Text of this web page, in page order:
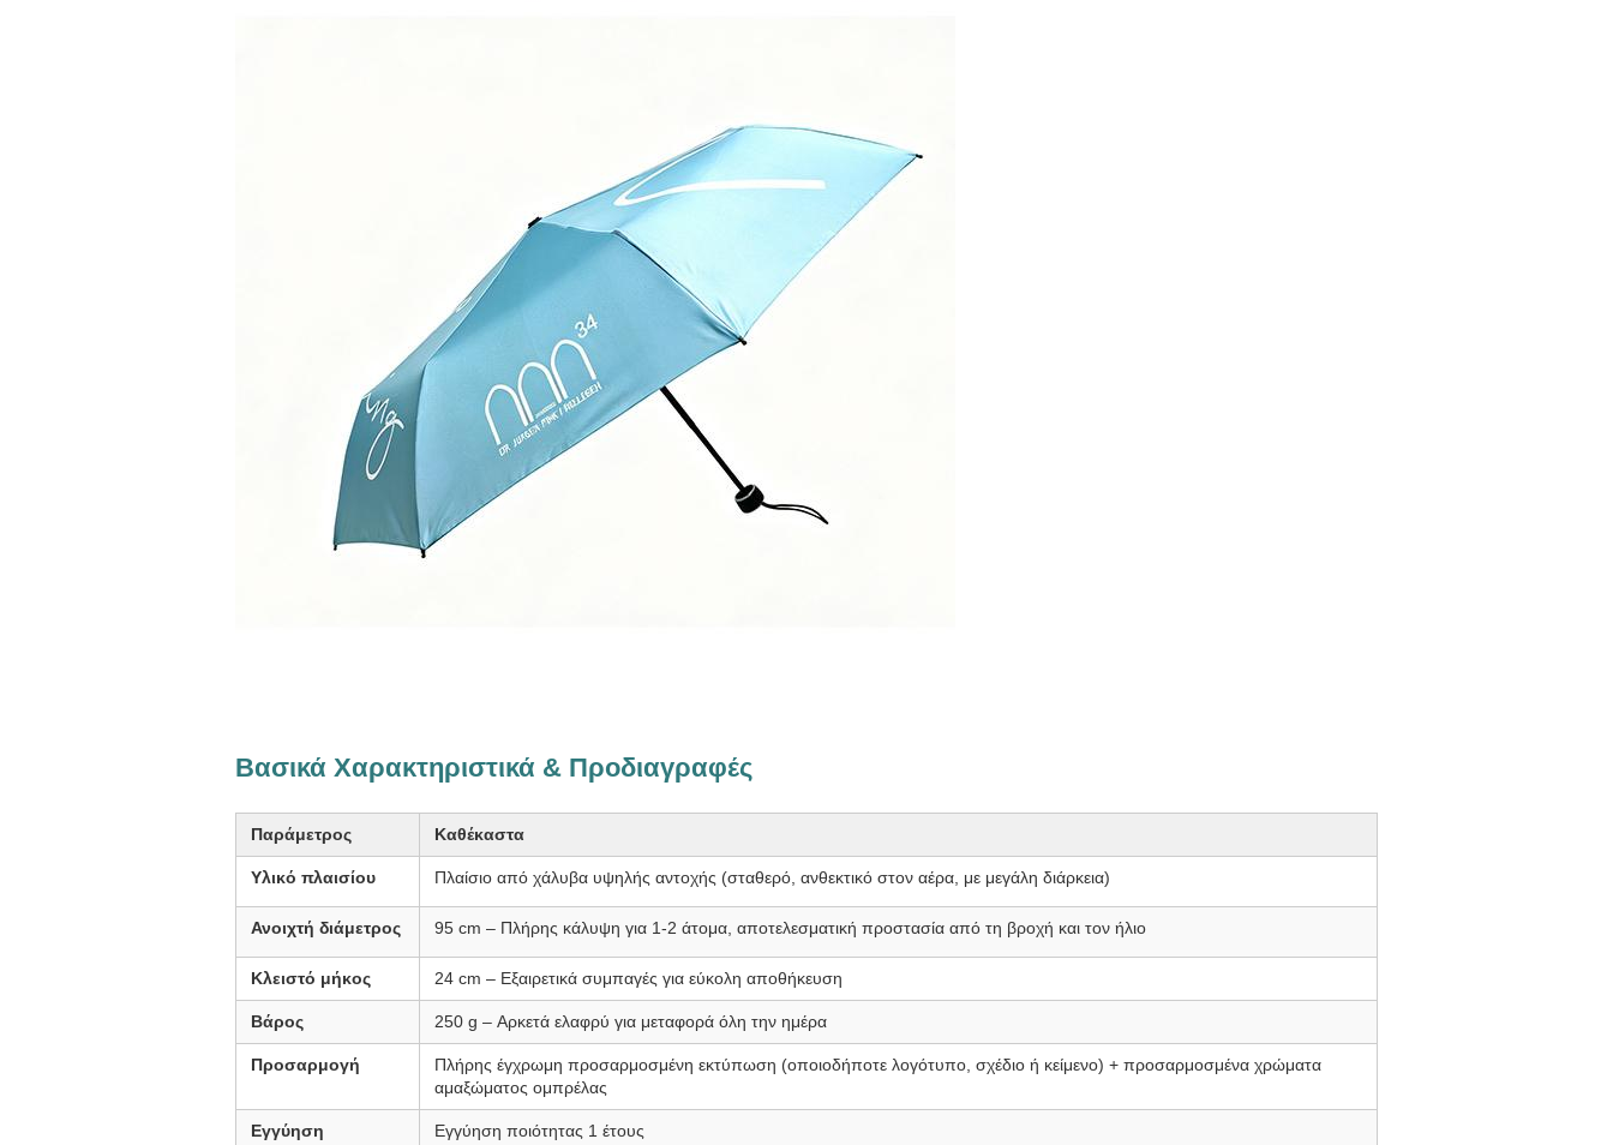
Βασικά Χαρακτηριστικά & Προδιαγραφές
Παράμετρος Καθέκαστα
Υλικό πλαισίου Πλαίσιο από χάλυβα υψηλής αντοχής (σταθερό, ανθεκτικό στον αέρα, με μεγάλη διάρκεια)
Ανοιχτή διάμετρος 95 cm – Πλήρης κάλυψη για 1-2 άτομα, αποτελεσματική προστασία από τη βροχή και τον ήλιο
Κλειστό μήκος 24 cm – Εξαιρετικά συμπαγές για εύκολη αποθήκευση
Βάρος 250 g – Αρκετά ελαφρύ για μεταφορά όλη την ημέρα
Προσαρμογή
Πλήρης έγχρωμη προσαρμοσμένη εκτύπωση (οποιοδήποτε λογότυπο, σχέδιο ή κείμενο) + προσαρμοσμένα χρώματα
αμαξώματος ομπρέλας
Εγγύηση Εγγύηση ποιότητας 1 έτους